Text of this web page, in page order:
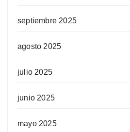
septiembre 2025
agosto 2025
julio 2025
junio 2025
mayo 2025